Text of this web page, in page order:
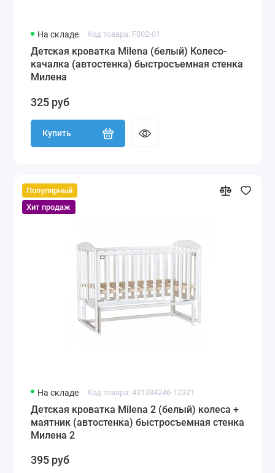
На складе Код товара: F002-01
Детская кроватка Milena (белый) Колесо-
качалка (автостенка) быстросъемная стенка
Милена
325 руб
Купить
Популярный
Хит продаж
На складе Код товара: 431384246-12321
Детская кроватка Milena 2 (белый) колеса +
маятник (автостенка) быстросъемная стенка
Милена 2
395 руб